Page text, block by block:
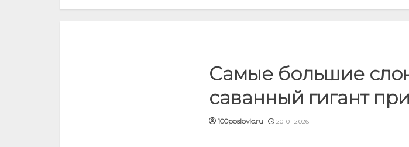
Самые большие
саванный гигант
100poslovic.ru 20-01-2026